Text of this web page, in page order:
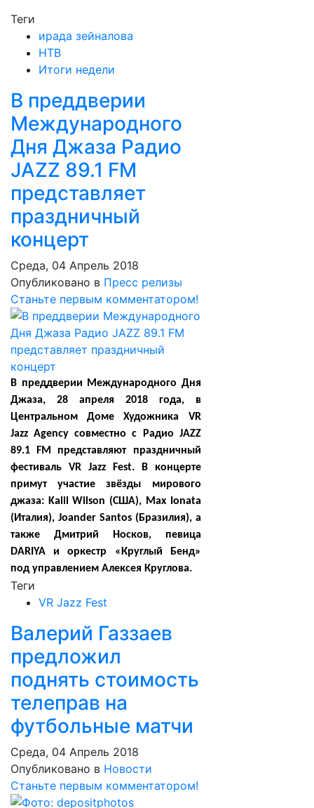
Теги
ирада зейналова
НТВ
Итоги недели
В преддверии
Международного
Дня Джаза Радио
JAZZ 89.1 FM
представляет
праздничный
концерт
Среда, 04 Апрель 2018
Опубликовано в Пресс релизы
Станьте первым комментатором!
В преддверии Международного Дня
Джаза, 28 апреля 2018 года, в
Центральном Доме Художника VR
Jazz Agency совместно с Радио JAZZ
89.1 FM представляют праздничный
фестиваль VR Jazz Fest. В концерте
примут участие звёзды мирового
джаза: Kalil Wilson (США), Max Ionata
(Италия), Joander Santos (Бразилия), а
также Дмитрий Носков, певица
DARIYA и оркестр «Круглый Бенд»
под управлением Алексея Круглова.
Теги
VR Jazz Fest
Валерий Газзаев
предложил
поднять стоимость
телеправ на
футбольные матчи
Среда, 04 Апрель 2018
Опубликовано в Новости
Станьте первым комментатором!